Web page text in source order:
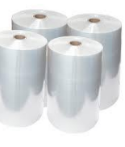
poliolefínico é
que
optando por
que possam